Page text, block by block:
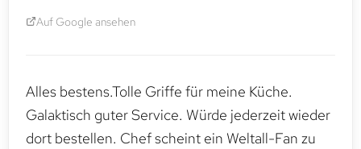
Auf Google ansehen
Alles bestens.Tolle Griffe für meine Küche.
Galaktisch guter Service. Würde jederzeit wieder
dort bestellen. Chef scheint ein Weltall-Fan zu